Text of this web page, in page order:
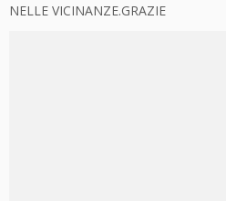
NELLE VICINANZE.GRAZIE